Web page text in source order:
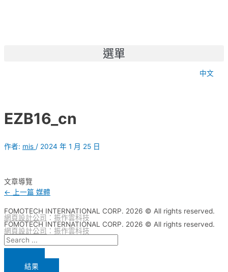
選單
中文
EZB16_cn
作者: mis / 2024 年 1 月 25 日
文章導覽
← 上一篇 媒體
FOMOTECH INTERNATIONAL CORP. 2026 © All rights reserved.
網頁設計公司 ：振作雲科技
FOMOTECH INTERNATIONAL CORP. 2026 © All rights reserved.
網頁設計公司 ：振作雲科技
結果